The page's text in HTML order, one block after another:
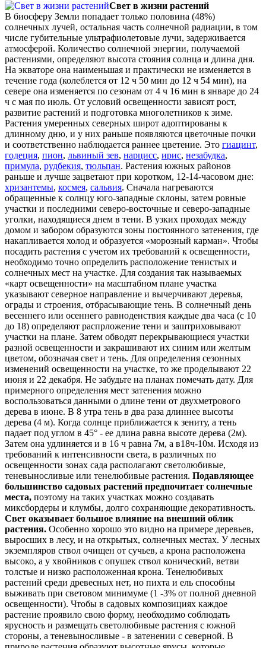
Свет в жизни растений
В биосферу Земли попадает только половина (48%)
солнечных лучей, остальная часть солнечной радиации, в том
числе губительные ультрафиолетовые лучи, задерживается
атмосферой. Количество солнечной энергии, получаемой
растениями, определяют высота стояния солнца и длина дня.
На экваторе она наименьшая и практически не изменяется в
течение года (колеблется от 12 ч 50 мин до 12 ч 54 мин), на
севере она изменяется по сезонам от 4 ч 16 мин в январе до 24
ч с мая по июль. От условий освещенности зависят рост,
развитие растений и подготовка многолетников к зиме.
Растения умеренных северных широт адоптированы к
длинному дню, и у них раньше появляются цветочные почки
и соответственно наблюдается раннее цветение. Это гиацинт,
годеция, пион, львиный зев, нарцисс, ирис, незабудка,
примула, рудбекия, тюльпан. Растения южных районов
раньше и лучше зацветают при коротком, 12-14-часовом дне:
хризантемы, космея, сальвия. Сначала нагреваются
обращенные к солнцу юго-западные склоны, затем ровные
участки и последними северо-восточные и северо-западные
уголки, находящиеся днем в тени. В узких проходах между
домом и забором образуются зоны постоянного затенения, где
накапливается холод и образуется «морозный карман». Чтобы
посадить растения с учетом их требований к освещенности,
необходимо точно определить расположение тенистых и
солнечных мест на участке. Для создания так называемых
«карт освещенности» на масштабном плане участка
указывают северное направление и вычерчивают деревья,
ограды и строения, отбрасывающие тень. В солнечный день
весеннего или осеннего равноденствия каждые два часа (с 10
до 18) определяют распрложение тени и заштриховывают
участки на плане. Затем обводят перекрывающиеся участки
разной освещенности и закрашивают их синим или желтым
цветом, обозначая свет и тень. Для определения сезонных
изменений освещенности на участке, то же проделывают 22
июня и 22 декабря. Не забудьте на планах помечать дату. Для
примерного определения мест затенения можно
воспользоваться данными о длине тени от двухметрового
дерева в июне. В 8 утра тень в два раза длиннее высоты
дерева (4 м). Когда солнце приближается к зениту, а тень
падает под углом в 45° - ее длина равна высоте дерева (2м).
Затем она удлиняется и в 16 ч равна 7м, а в18ч-10м. Исходя из
требований к интенсивности света, в различных по
освещенности зонах сада располагают светолюбивые,
теневыносливые или тенелюбивые растения. Подавляющее
большинство садовых растений предпочитает солнечные
места, поэтому на таких участках можно создавать
миксбордеры и клумбы, долго сохраняющие декоративность.
Свет оказывает большое влияние на внешний облик
растения. Особенно хорошо это видно на примере деревьев,
выросших в лесу, и на открытых, солнечных местах. У лесных
экземпляров ствол очищен от сучьев, а крона расположена
высоко, а у хвойников с опушек ствол конический, ветви
толстые и низко расположенная крона. Тенелюбивых
растений среди древесных нет, но пихта и ель способны
выживать при световом минимуме (1 -3% от полной дневной
освещенности). Чтобы в садовых композициях каждое
растение проявило свою форму, необходимо соблюдать
ярусность и размещать светолюбивые растения с южной
стороны, а теневыносливые - в затенении с северной. В